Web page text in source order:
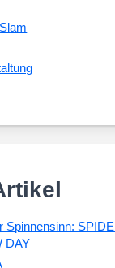
Spinnensinn:
DAY